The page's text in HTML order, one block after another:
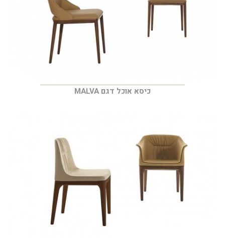
כיסא אוכל דגם MALVA